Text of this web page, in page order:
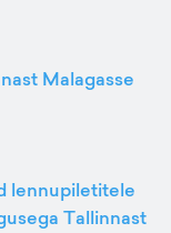
Malagasse
lennupiletitele
Tallinnast